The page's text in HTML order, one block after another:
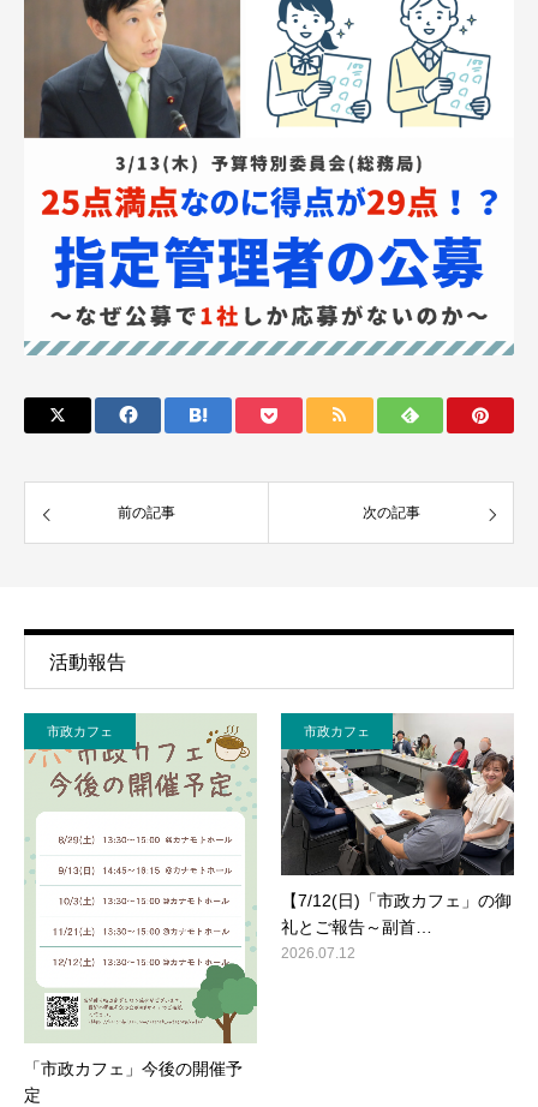
前の記事 次の記事
活動報告
市政カフェ
「市政カフェ」今後の開催予
定
市政カフェ
【7/12(日)「市政カフェ」の御
礼とご報告～副首…
2026.07.12